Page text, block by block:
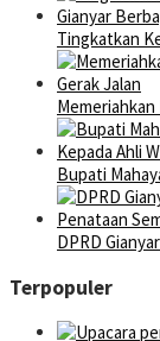
Tingkatkan
Bupati
DPRD
Terpopuler